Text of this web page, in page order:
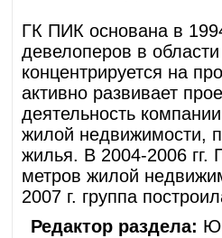
ГК ПИК основана в
девелоперов в
концентрируется на
активно развивает
деятельность
жилой недвижимости,
жилья. В 2004-2006
метров жилой
2007 г. группа
Редактор раздела: